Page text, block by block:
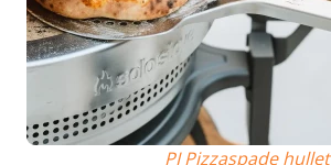
PI Pizzaspade hullet